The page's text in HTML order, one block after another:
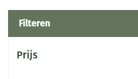
Filteren
Prijs